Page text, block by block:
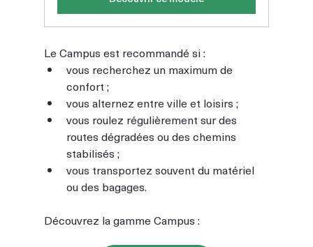
Le Campus est recommandé si :
vous recherchez un maximum de
confort ;
vous alternez entre ville et loisirs ;
vous roulez régulièrement sur des
routes dégradées ou des chemins
stabilisés ;
vous transportez souvent du matériel
ou des bagages.
Découvrez la gamme Campus :